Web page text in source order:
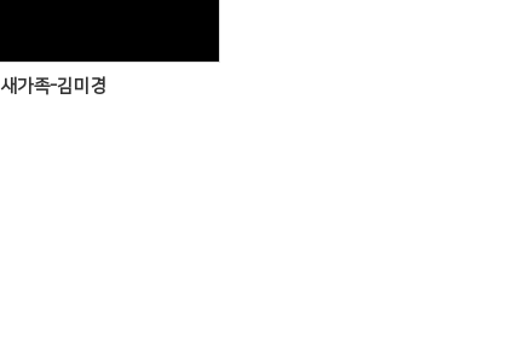
새가족-김미경